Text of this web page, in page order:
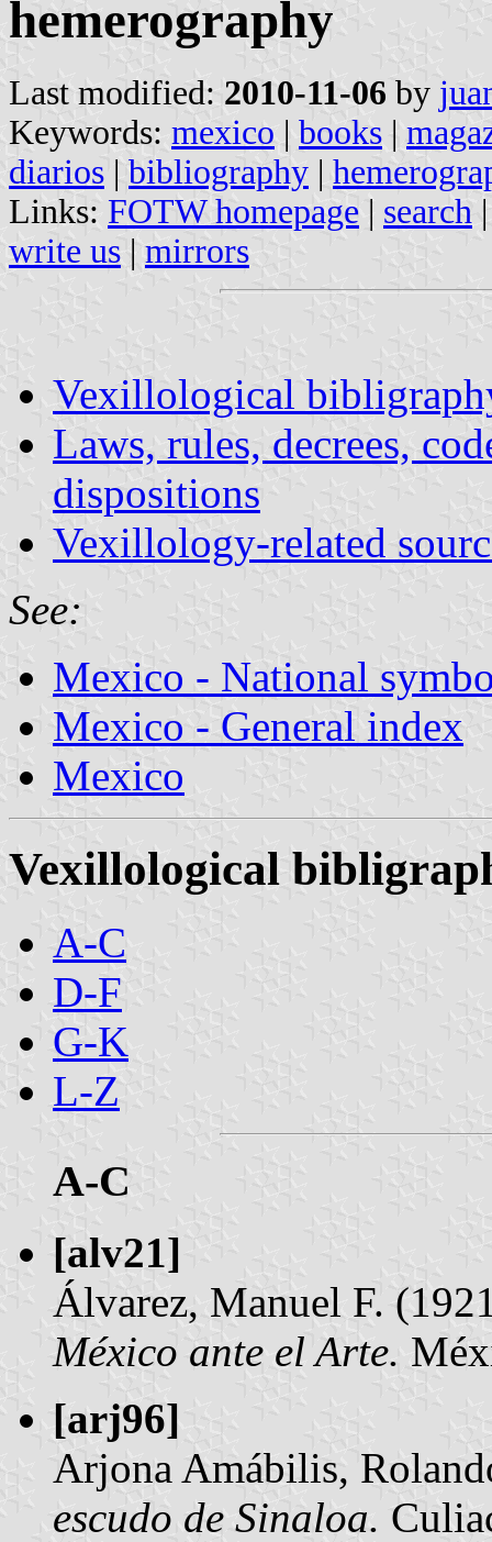
hemerography
Last modified: 2010-11-06 by
Keywords: mexico | books |
diarios | bibliography |
Links: FOTW homepage | search
write us | mirrors
Vexillological
Laws, rules, decrees,
dispositions
Vexillology-related
See:
Mexico - National
Mexico - General index
Mexico
Vexillological
A-C
D-F
G-K
L-Z
A-C
[alv21]
Álvarez, Manuel F.
México ante el Arte.
[arj96]
Arjona Amábilis,
escudo de Sinaloa.